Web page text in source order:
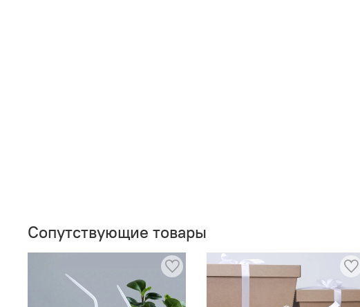
Сопутствующие товары